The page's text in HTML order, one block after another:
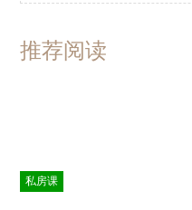
推荐阅读
私房课